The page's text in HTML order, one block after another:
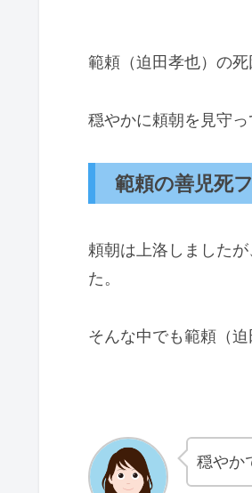
範頼（迫田孝也）の死
穏やかに頼朝を見守
範頼の善児死
頼朝は上洛しました
た。
そんな中でも範頼（
穏やか